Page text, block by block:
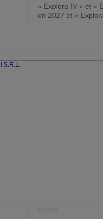
« Explora IV » et «
en 2027 et «